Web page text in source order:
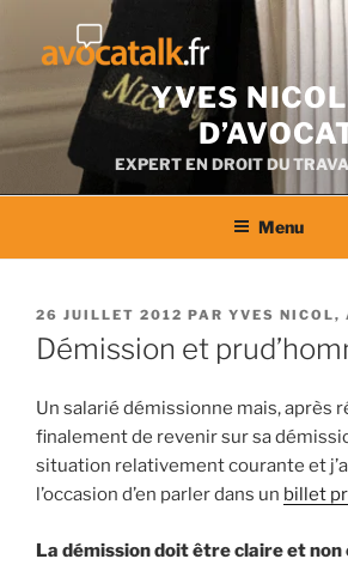
contenu
YVES
EXPERT EN DROIT DU
Menu
PUBLIÉ
LE
26 JUILLET 2012 PAR YVES NICOL,
Démission et
Un salarié démissionne mais, après
finalement de revenir sur sa
situation relativement courante et
l’occasion d’en parler dans un billet
La démission doit être claire et non